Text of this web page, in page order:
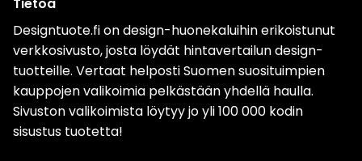
Tietoa
Designtuote.fi on design-huonekaluihin erikoistunut
verkkosivusto, josta löydät hintavertailun design-
tuotteille. Vertaat helposti Suomen suosituimpien
kauppojen valikoimia pelkästään yhdellä haulla.
Sivuston valikoimista löytyy jo yli 100 000 kodin
sisustus tuotetta!